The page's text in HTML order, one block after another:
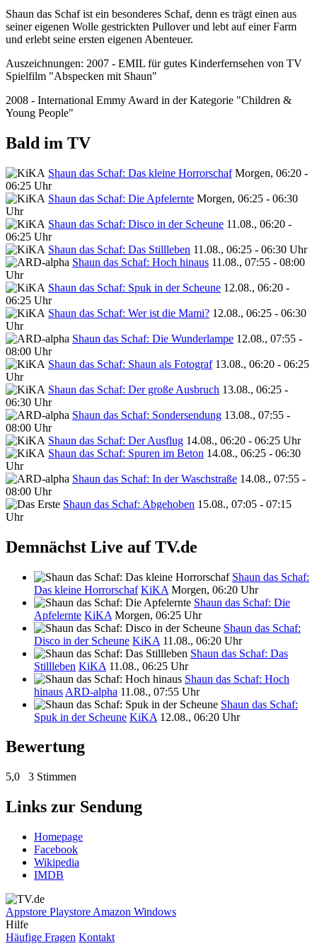
Shaun das Schaf ist ein besonderes Schaf, denn es trägt einen aus
seiner eigenen Wolle gestrickten Pullover und lebt auf einer Farm
und erlebt seine ersten eigenen Abenteuer.
Auszeichnungen: 2007 - EMIL für gutes Kinderfernsehen von TV
Spielfilm "Abspecken mit Shaun"
2008 - International Emmy Award in der Kategorie "Children &
Young People"
Bald im TV
Shaun das Schaf: Das kleine Horrorschaf Morgen, 06:20 -
06:25 Uhr
Shaun das Schaf: Die Apfelernte Morgen, 06:25 - 06:30
Uhr
Shaun das Schaf: Disco in der Scheune 11.08., 06:20 -
06:25 Uhr
Shaun das Schaf: Das Stillleben 11.08., 06:25 - 06:30 Uhr
Shaun das Schaf: Hoch hinaus 11.08., 07:55 - 08:00
Uhr
Shaun das Schaf: Spuk in der Scheune 12.08., 06:20 -
06:25 Uhr
Shaun das Schaf: Wer ist die Mami? 12.08., 06:25 - 06:30
Uhr
Shaun das Schaf: Die Wunderlampe 12.08., 07:55 -
08:00 Uhr
Shaun das Schaf: Shaun als Fotograf 13.08., 06:20 - 06:25
Uhr
Shaun das Schaf: Der große Ausbruch 13.08., 06:25 -
06:30 Uhr
Shaun das Schaf: Sondersendung 13.08., 07:55 -
08:00 Uhr
Shaun das Schaf: Der Ausflug 14.08., 06:20 - 06:25 Uhr
Shaun das Schaf: Spuren im Beton 14.08., 06:25 - 06:30
Uhr
Shaun das Schaf: In der Waschstraße 14.08., 07:55 -
08:00 Uhr
Shaun das Schaf: Abgehoben 15.08., 07:05 - 07:15
Uhr
Demnächst Live auf TV.de
Shaun das Schaf:
Das kleine Horrorschaf KiKA Morgen, 06:20 Uhr
Shaun das Schaf: Die
Apfelernte KiKA Morgen, 06:25 Uhr
Shaun das Schaf:
Disco in der Scheune KiKA 11.08., 06:20 Uhr
Shaun das Schaf: Das
Stillleben KiKA 11.08., 06:25 Uhr
Shaun das Schaf: Hoch
hinaus ARD-alpha 11.08., 07:55 Uhr
Shaun das Schaf:
Spuk in der Scheune KiKA 12.08., 06:20 Uhr
Bewertung
5,0 3 Stimmen
Links zur Sendung
Homepage
Facebook
Wikipedia
IMDB
Appstore Playstore Amazon Windows
Hilfe
Häufige Fragen Kontakt